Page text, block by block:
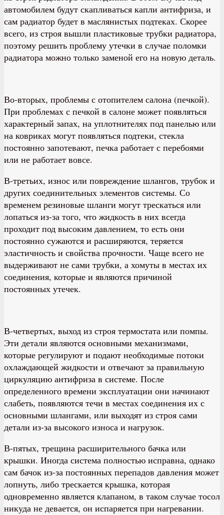
автомобилем будут скапливаться капли антифриза, и
сам радиатор будет в маслянистых подтеках. Скорее
всего, из строя вышли пластиковые трубки радиатора,
поэтому решить проблему утечки в случае поломки
радиатора можно только заменой его на новую деталь.
Во-вторых, проблемы с отопителем салона (печкой).
При проблемах с печкой в салоне может появляться
характерный запах, на уплотнителях под панелью или
на ковриках могут появляться подтеки, стекла
постоянно запотевают, печка работает с перебоями
или не работает вовсе.
В-третьих, износ или повреждение шлангов, трубок и
других соединительных элементов системы. Со
временем резиновые шланги могут трескаться или
лопаться из-за того, что жидкость в них всегда
проходит под высоким давлением, то есть они
постоянно сужаются и расширяются, теряется
эластичность и свойства прочности. Чаще всего не
выдерживают не сами трубки, а хомуты в местах их
соединения, которые и являются причиной
постоянных утечек.
В-четвертых, выход из строя термостата или помпы.
Эти детали являются основными механизмами,
которые регулируют и подают необходимые потоки
охлаждающей жидкости и отвечают за правильную
циркуляцию антифриза в системе. После
определенного времени эксплуатации они начинают
слабеть, появляются течи в местах соединения их с
основными шлангами, или выходят из строя сами
детали из-за высокого износа и нагрузок.
В-пятых, трещина расширительного бачка или
крышки. Иногда система полностью исправна, однако
сам бачок из-за постоянных перепадов давления может
лопнуть, либо трескается крышка, которая
одновременно является клапаном, в таком случае тосол
никуда не девается, он испаряется при нагревании.